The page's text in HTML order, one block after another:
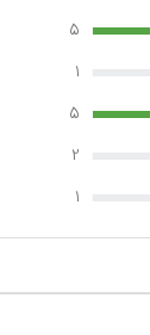
5
1
5
2
1